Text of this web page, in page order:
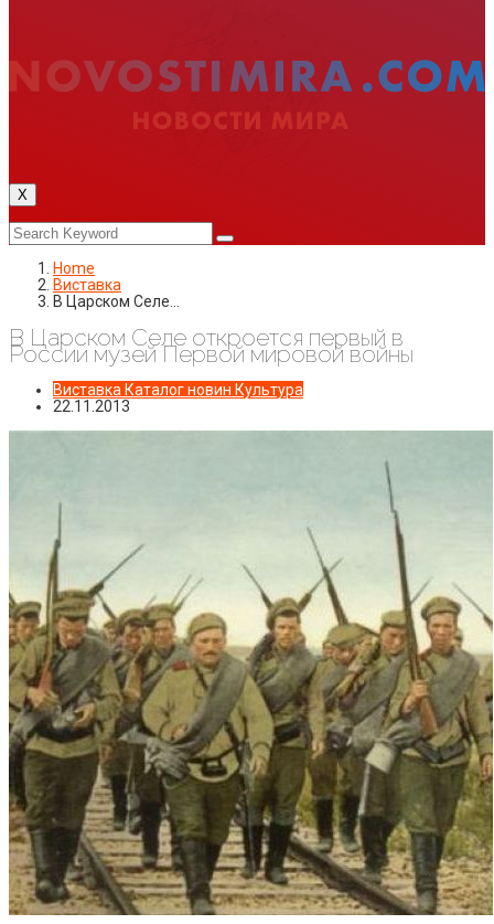
X
Home
Виставка
В Царском Селе…
В Царском Селе откроется первый в
России музей Первой мировой войны
Виставка Каталог новин Культура
22.11.2013